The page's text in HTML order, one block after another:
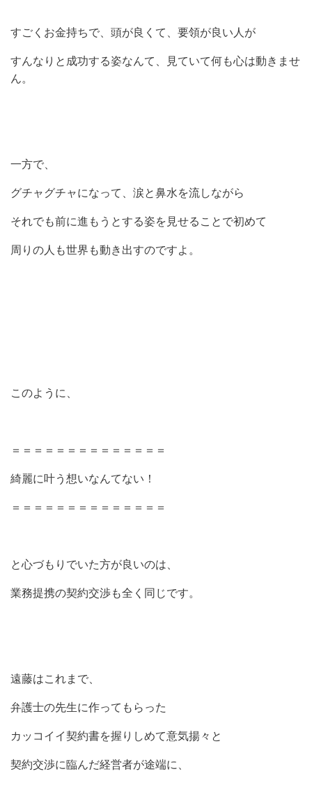
すごくお金持ちで、頭が良くて、要領が良い人が
すんなりと成功する姿なんて、見ていて何も心は動きませ
ん。
一方で、
グチャグチャになって、涙と鼻水を流しながら
それでも前に進もうとする姿を見せることで初めて
周りの人も世界も動き出すのですよ。
このように、
＝＝＝＝＝＝＝＝＝＝＝＝＝＝
綺麗に叶う想いなんてない！
＝＝＝＝＝＝＝＝＝＝＝＝＝＝
と心づもりでいた方が良いのは、
業務提携の契約交渉も全く同じです。
遠藤はこれまで、
弁護士の先生に作ってもらった
カッコイイ契約書を握りしめて意気揚々と
契約交渉に臨んだ経営者が途端に、